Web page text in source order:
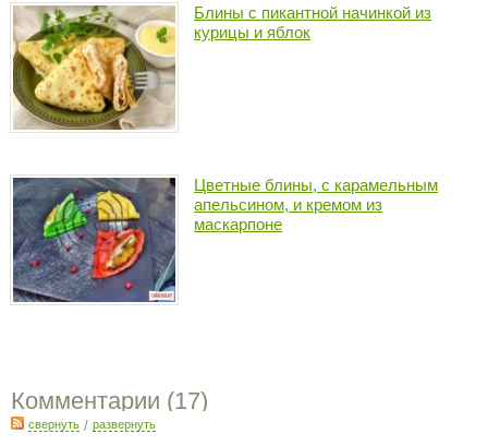
Блины с пикантной начинкой из
курицы и яблок
Цветные блины, с карамельным
апельсином, и кремом из
маскарпоне
Комментарии (17)
свернуть / развернуть